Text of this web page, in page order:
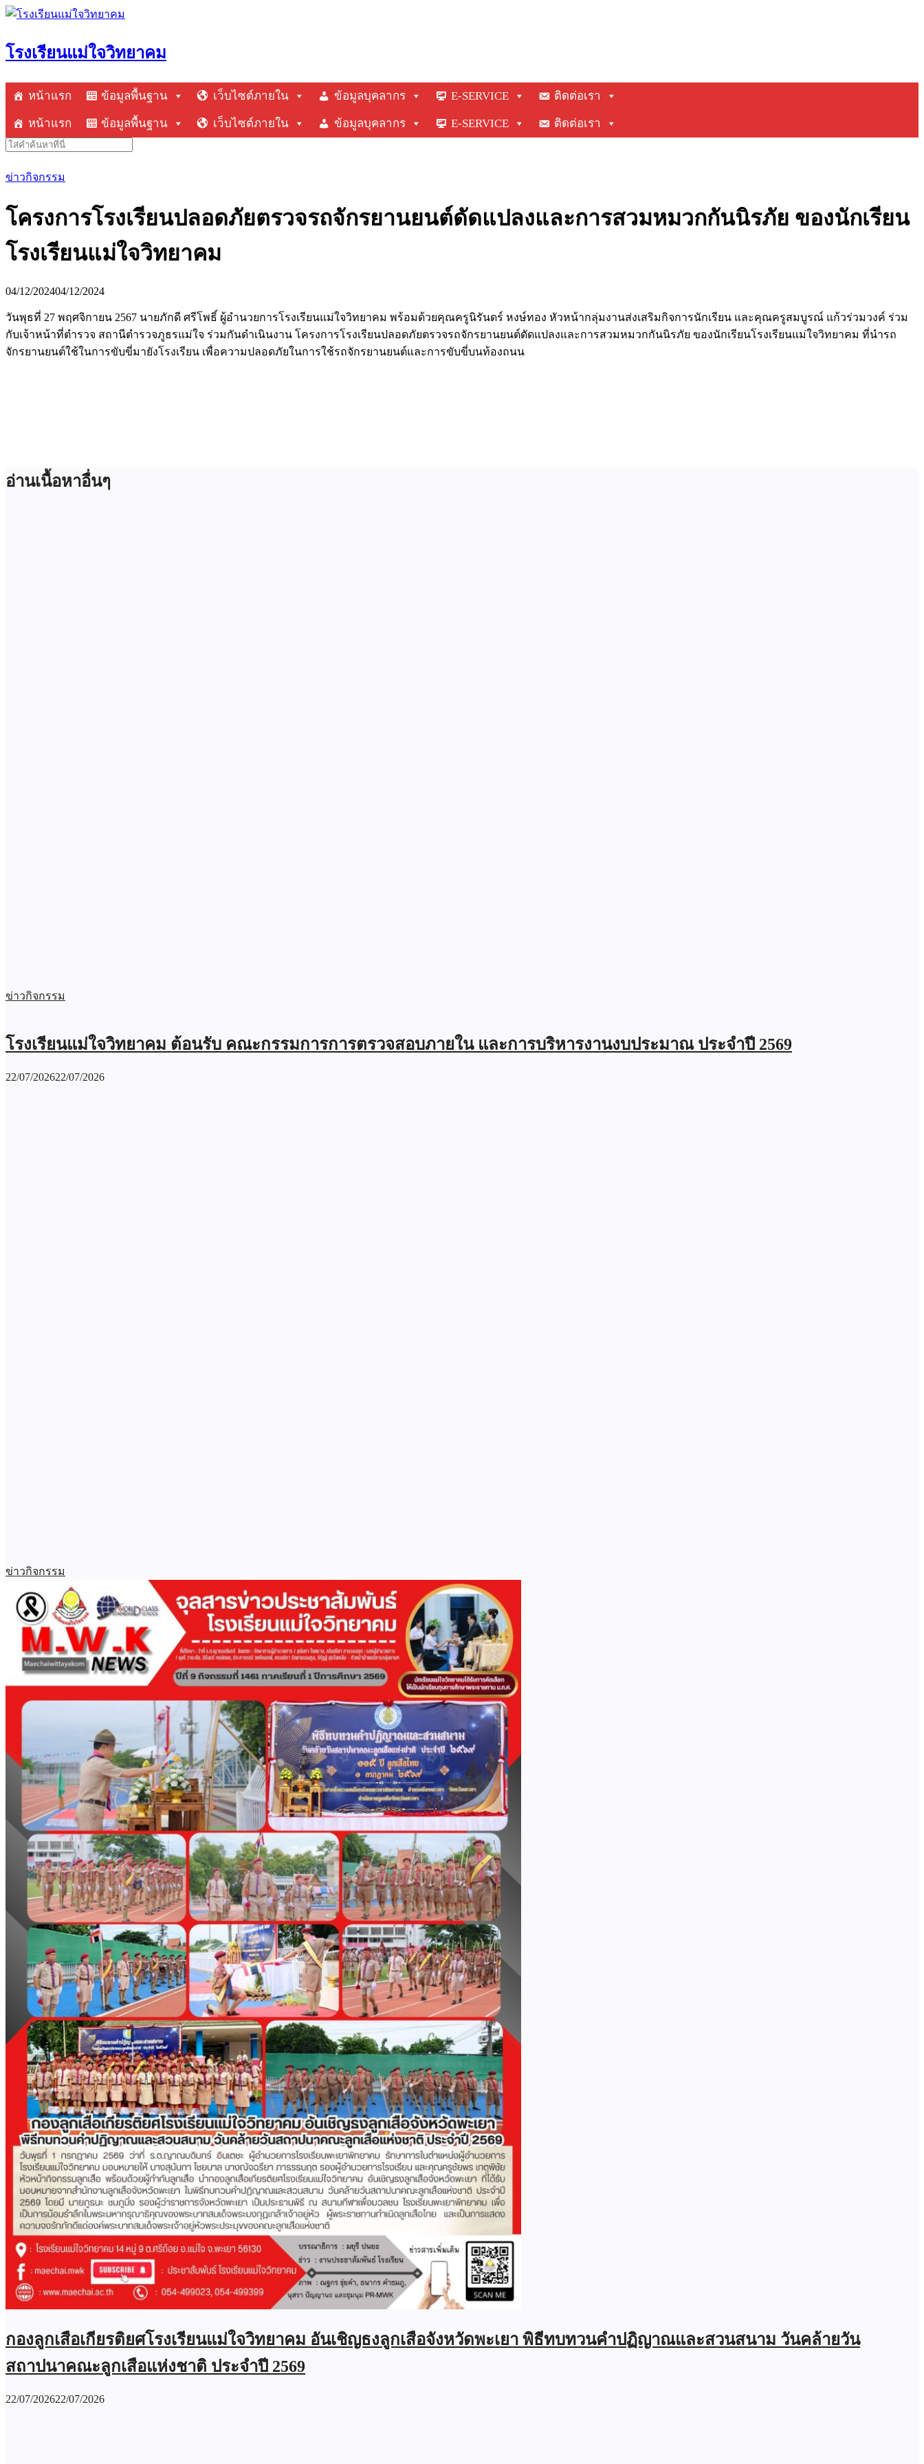
Skip
โรงเรียนแม่ใจวิทยาคม
หน้าแรก ข้อมูลพื้นฐาน เว็บไซต์ภายใน ข้อมูลบุคลากร E-SERVICE ติดต่อเรา
หน้าแรก ข้อมูลพื้นฐาน เว็บไซต์ภายใน ข้อมูลบุคลากร E-SERVICE ติดต่อเรา
Search
for:
ข่าวกิจกรรม
โครงการโรงเรียนปลอดภัยตรวจรถจักรยานยนต์ดัดแปลงและการสวมหมวกกันนิรภัย ของนักเรียน
โรงเรียนแม่ใจวิทยาคม
04/12/202404/12/2024
วันพุธที่ 27 พฤศจิกายน 2567 นายภักดี ศรีโพธิ์ ผู้อำนวยการโรงเรียนแม่ใจวิทยาคม พร้อมด้วยคุณครูนิรันดร์ หงษ์ทอง หัวหน้ากลุ่มงานส่งเสริมกิจการนักเรียน และคุณครูสมบูรณ์ แก้วร่วมวงค์ ร่วม
กับเจ้าหน้าที่ตำรวจ สถานีตำรวจภูธรแม่ใจ ร่วมกันดำเนินงาน โครงการโรงเรียนปลอดภัยตรวจรถจักรยานยนต์ดัดแปลงและการสวมหมวกกันนิรภัย ของนักเรียนโรงเรียนแม่ใจวิทยาคม ที่นำรถ
จักรยานยนต์ใช้ในการขับขี่มายังโรงเรียน เพื่อความปลอดภัยในการใช้รถจักรยานยนต์และการขับขี่บนท้องถนน
อ่านเนื้อหาอื่นๆ
ข่าวกิจกรรม
โรงเรียนแม่ใจวิทยาคม ต้อนรับ คณะกรรมการการตรวจสอบภายใน และการบริหารงานงบประมาณ ประจำปี 2569
22/07/202622/07/2026
ข่าวกิจกรรม
กองลูกเสือเกียรติยศโรงเรียนแม่ใจวิทยาคม อันเชิญธงลูกเสือจังหวัดพะเยา พิธีทบทวนคำปฏิญาณและสวนสนาม วันคล้ายวัน
สถาปนาคณะลูกเสือแห่งชาติ ประจำปี 2569
22/07/202622/07/2026